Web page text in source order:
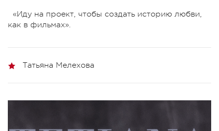
«Иду на проект, чтобы создать историю любви,
как в фильмах».
Татьяна Мелехова